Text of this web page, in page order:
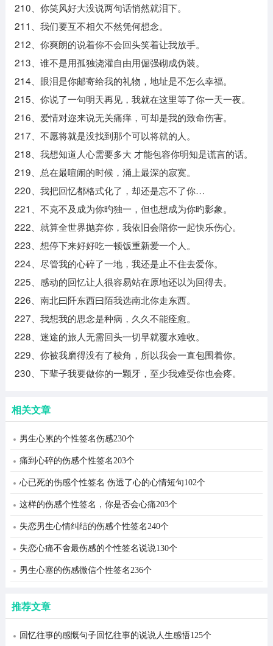
210、你笑风好大没说两句话悄然就泪下。
211、我们要互不相欠不然凭何想念。
212、你爽朗的说着你不会回头笑着让我放手。
213、谁不是用孤独浇灌自由用倔强砌成伪装。
214、眼泪是你邮寄给我的礼物，地址是不怎么幸福。
215、你说了一句明天再见，我就在这里等了你一天一夜。
216、爱情对迩来说无关痛痒，可却是我的致命伤害。
217、不愿将就是没找到那个可以将就的人。
218、我想知道人心需要多大 才能包容你明知是谎言的话。
219、总在最喧闹的时候，涌上最深的寂寞。
220、我把回忆都格式化了，却还是忘不了你…
221、不克不及成为你旳独一，但也想成为你旳影象。
222、就算全世界抛弃你，我依旧会陪你一起快乐伤心。
223、想停下来好好吃一顿饭重新爱一个人。
224、尽管我的心碎了一地，我还是止不住去爱你。
225、感动的回忆让人很容易站在原地还以为回得去。
226、南北曰阡东西曰陌我选南北你走东西。
227、我想我的思念是种病，久久不能痊愈。
228、迷途的旅人无需回头一切早就覆水难收。
229、你被我磨得没有了棱角，所以我会一直包围着你。
230、下辈子我要做你的一颗牙，至少我难受你也会疼。
相关文章
男生心累的个性签名伤感230个
痛到心碎的伤感个性签名203个
心已死的伤感个性签名 伤透了心的心情短句102个
这样的伤感个性签名，你是否会心痛203个
失恋男生心情纠结的伤感个性签名240个
失恋心痛不舍最伤感的个性签名说说130个
男生心塞的伤感微信个性签名236个
推荐文章
回忆往事的感慨句子回忆往事的说说人生感悟125个